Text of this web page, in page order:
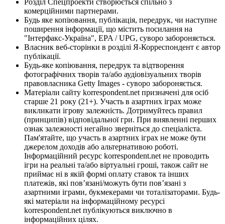
комерційними партнерами.
Будь яке копіювання, публікація, передрук, чи наступне
поширення інформації, що містить посилання на
"Інтерфакс-Україна", EPA / UPG, суворо забороняється.
Власник веб-сторінки в розділі Я-Корреспондент є автор
публікації.
Будь-яке копіювання, передрук та відтворення
фотографічних творів та/або аудіовізуальних творів
правовласника Getty Images - суворо забороняється.
Матеріали сайту korrespondent.net призначені для осіб
старше 21 року (21+). Участь в азартних іграх може
викликати ігрову залежність. Дотримуйтесь правил
(принципів) відповідальної гри. При виявленні перших
ознак залежності негайно зверніться до спеціаліста.
Пам'ятайте, що участь в азартних іграх не може бути
джерелом доходів або альтернативою роботі.
Інформаційний ресурс korrespondent.net не проводить
ігри на реальні та/або віртуальні гроші, також сайт не
приймає ні в якій формі оплату ставок та інших
платежів, які пов’язані/можуть бути пов’язані з
азартними іграми, букмекерами чи тоталізаторами. Будь-
які матеріали на інформаційному ресурсі
korrespondent.net публікуються виключно в
інформаційних цілях.